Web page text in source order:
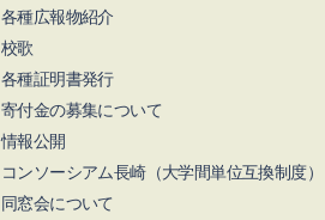
各種広報物紹介
校歌
各種証明書発行
寄付金の募集について
情報公開
コンソーシアム長崎（大学間単位互換制度）
同窓会について